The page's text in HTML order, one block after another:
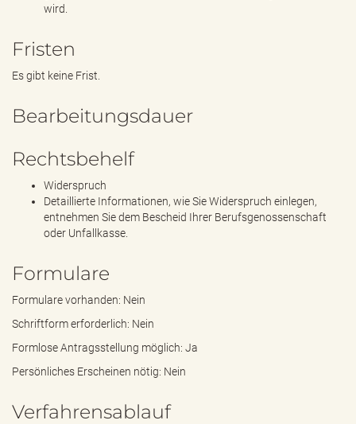
wird.
Fristen
Es gibt keine Frist.
Bearbeitungsdauer
Rechtsbehelf
Widerspruch
Detaillierte Informationen, wie Sie Widerspruch einlegen,
entnehmen Sie dem Bescheid Ihrer Berufsgenossenschaft
oder Unfallkasse.
Formulare
Formulare vorhanden: Nein
Schriftform erforderlich: Nein
Formlose Antragsstellung möglich: Ja
Persönliches Erscheinen nötig: Nein
Verfahrensablauf